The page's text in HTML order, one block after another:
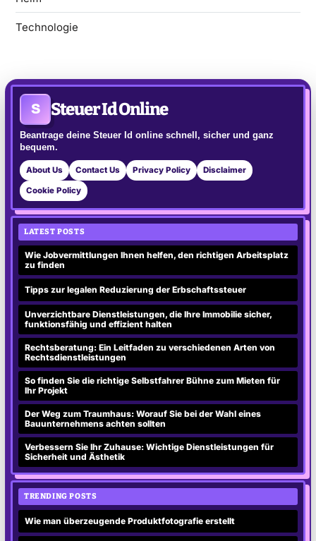
Technologie
S Steuer Id Online
Beantrage deine Steuer Id online schnell, sicher und ganz
bequem.
About Us Contact Us Privacy Policy Disclaimer
Cookie Policy
LATEST POSTS
Wie Jobvermittlungen Ihnen helfen, den richtigen Arbeitsplatz
zu finden
Tipps zur legalen Reduzierung der Erbschaftssteuer
Unverzichtbare Dienstleistungen, die Ihre Immobilie sicher,
funktionsfähig und effizient halten
Rechtsberatung: Ein Leitfaden zu verschiedenen Arten von
Rechtsdienstleistungen
So finden Sie die richtige Selbstfahrer Bühne zum Mieten für
Ihr Projekt
Der Weg zum Traumhaus: Worauf Sie bei der Wahl eines
Bauunternehmens achten sollten
Verbessern Sie Ihr Zuhause: Wichtige Dienstleistungen für
Sicherheit und Ästhetik
TRENDING POSTS
Wie man überzeugende Produktfotografie erstellt